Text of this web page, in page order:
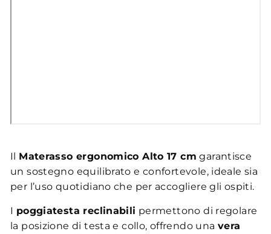
Il Materasso ergonomico Alto 17 cm garantisce
un sostegno equilibrato e confortevole, ideale sia
per l’uso quotidiano che per accogliere gli ospiti.
I poggiatesta reclinabili permettono di regolare
la posizione di testa e collo, offrendo una vera